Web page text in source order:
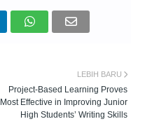
LEBIH BARU
Project-Based Learning Proves
Most Effective in Improving Junior
High Students’ Writing Skills